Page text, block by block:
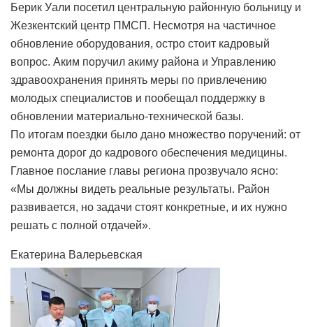
Берик Уали посетил центральную районную больницу и
Жезкентский центр ПМСП. Несмотря на частичное
обновление оборудования, остро стоит кадровый
вопрос. Аким поручил акиму района и Управлению
здравоохранения принять меры по привлечению
молодых специалистов и пообещал поддержку в
обновлении материально-технической базы.
По итогам поездки было дано множество поручений: от
ремонта дорог до кадрового обеспечения медицины.
Главное послание главы региона прозвучало ясно:
«Мы должны видеть реальные результаты. Район
развивается, но задачи стоят конкретные, и их нужно
решать с полной отдачей».
Екатерина Валерьевская